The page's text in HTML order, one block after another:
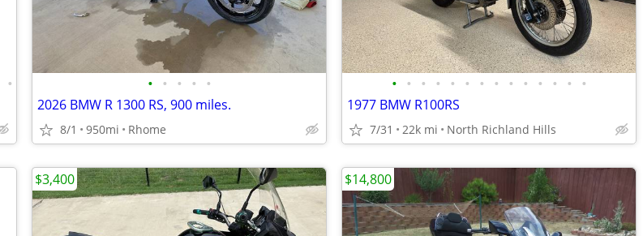
• • • • • •
2026 BMW R 1300 RS, 900 miles.
8/1 950mi Rhome
• • • • • • • • • • • • • •
1977 BMW R100RS
7/31 22k mi North Richland Hills
$3,400 $14,800